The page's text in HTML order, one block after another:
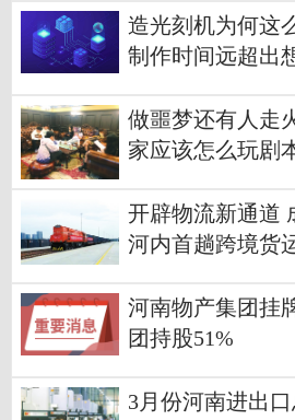
造光刻机为何这
制作时间远超出
做噩梦还有人走
家应该怎么玩剧
开辟物流新通道
河内首趟跨境货
河南物产集团挂
团持股51%
3月份河南进出